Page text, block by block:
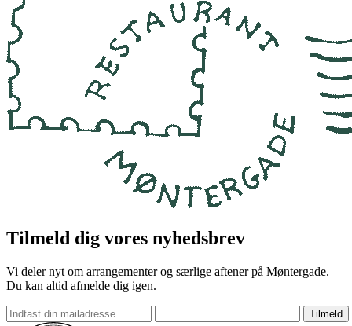
Tilmeld dig vores nyhedsbrev
Vi deler nyt om arrangementer og særlige aftener på Møntergade.
Du kan altid afmelde dig igen.
Tilmeld